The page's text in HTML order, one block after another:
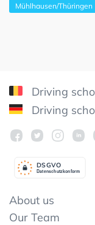
Mühlhausen/Thüringen
Driving
Driving
Datenschutzkonform
DSGVO
About us
Our Team